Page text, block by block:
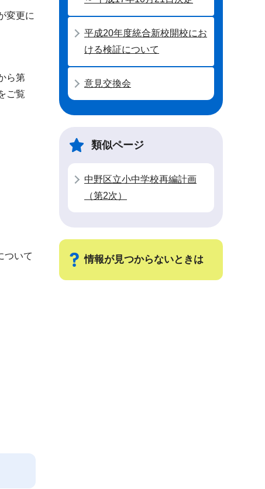
変更に
ら第
ご覧
ついて
平成20年度統合新校開校にお
ける検証について
意見交換会
類似ページ
中野区立小中学校再編計画
（第2次）
情報が見つからないときは